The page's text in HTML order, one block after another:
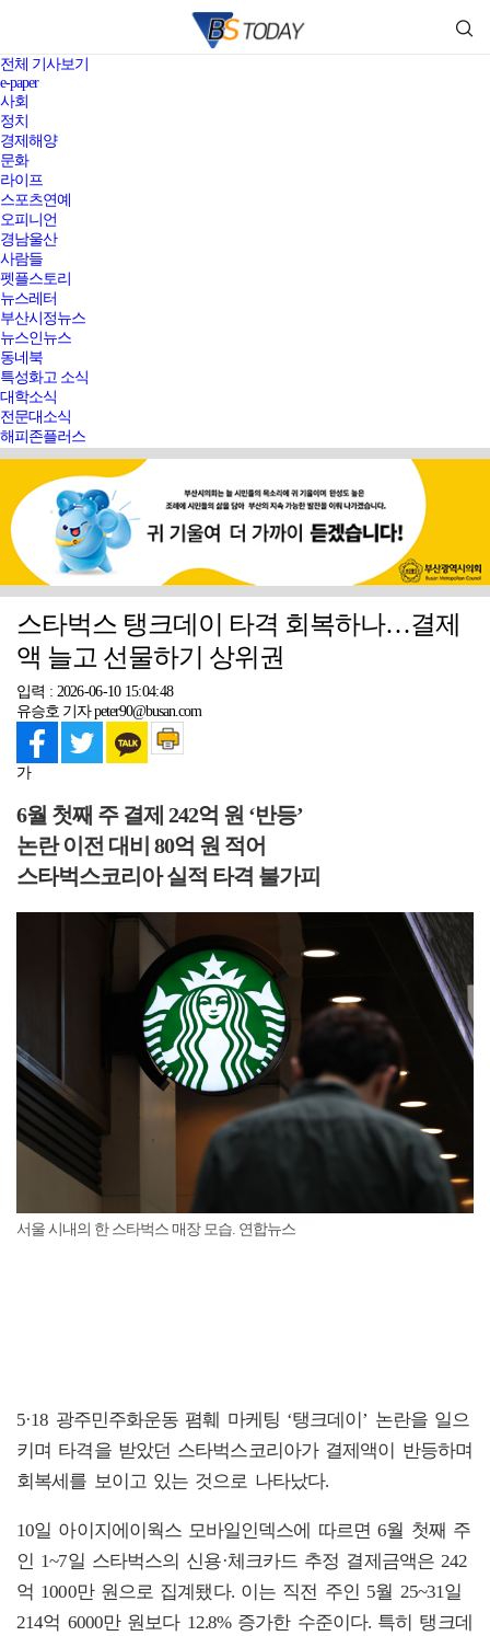
전체 기사보기
e-paper
사회
정치
경제해양
문화
라이프
스포츠연예
오피니언
경남울산
사람들
펫플스토리
뉴스레터
부산시정뉴스
뉴스인뉴스
동네북
특성화고 소식
대학소식
전문대소식
해피존플러스
스타벅스 탱크데이 타격 회복하나…결제
액 늘고 선물하기 상위권
입력 : 2026-06-10 15:04:48
유승호 기자 peter90@busan.com
가
6월 첫째 주 결제 242억 원 ‘반등’
논란 이전 대비 80억 원 적어
스타벅스코리아 실적 타격 불가피
서울 시내의 한 스타벅스 매장 모습. 연합뉴스
5·18 광주민주화운동 폄훼 마케팅 ‘탱크데이’ 논란을 일으
키며 타격을 받았던 스타벅스코리아가 결제액이 반등하며
회복세를 보이고 있는 것으로 나타났다.
10일 아이지에이웍스 모바일인덱스에 따르면 6월 첫째 주
인 1~7일 스타벅스의 신용·체크카드 추정 결제금액은 242
억 1000만 원으로 집계됐다. 이는 직전 주인 5월 25~31일
214억 6000만 원보다 12.8% 증가한 수준이다. 특히 탱크데